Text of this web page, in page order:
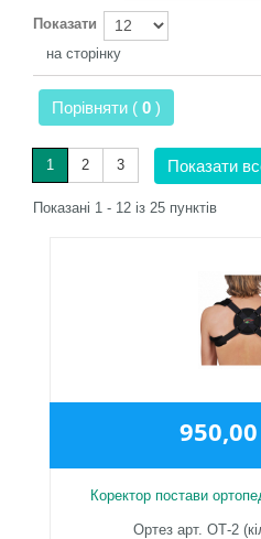
Показати
на сторінку
Порівняти ( 0 )
Показати
1 2 3
Показані 1 - 12 із 25 пунктів
Коректор постави
Ортез арт. ОТ-2